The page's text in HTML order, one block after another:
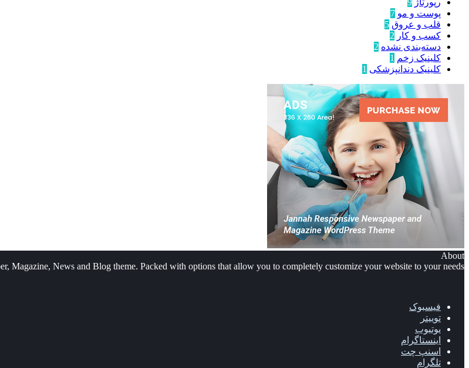
رپورتاژ 9
پوست و مو 7
قلب و عروق 5
کسب و کار 2
دسته‌بندی نشده 2
کلینیک زخم 1
کلینیک دندانپزشکی 1
About
Magazine, News and Blog theme. Packed with options that allow you to completely customize your website to your needs.
فیسبوک
توییتر
یوتیوب
اینستاگرام
اسنپ چت
تلگرام